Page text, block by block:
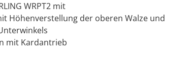
WRPT2 mit
Höhenverstellung der oberen Walze und
mit Kardantrieb